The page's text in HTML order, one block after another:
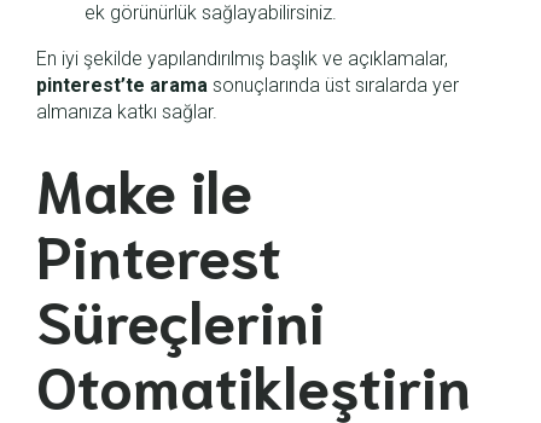
ek görünürlük sağlayabilirsiniz.
En iyi şekilde yapılandırılmış başlık ve açıklamalar,
pinterest’te arama sonuçlarında üst sıralarda yer
almanıza katkı sağlar.
Make ile
Pinterest
Süreçlerini
Otomatikleştirin